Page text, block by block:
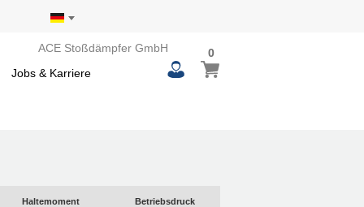
ACE Stoßdämpfer GmbH
Jobs & Karriere
Mein Warenkorb
00
items
Haltemoment
Betriebsdruck